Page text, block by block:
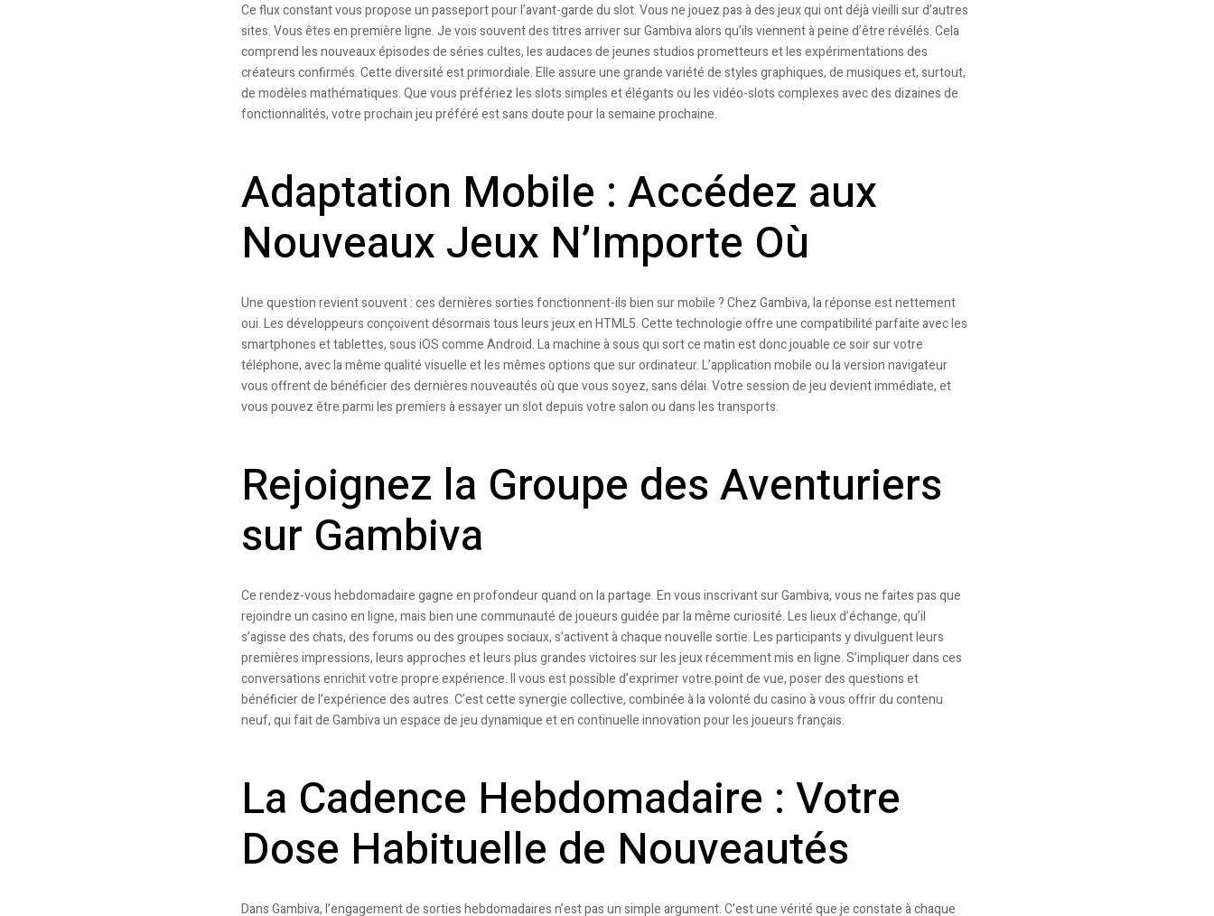
Ce flux constant vous propose un passeport pour l’avant-garde du slot. Vous ne jouez pas à des jeux qui ont déjà vieilli sur d’autres
sites. Vous êtes en première ligne. Je vois souvent des titres arriver sur Gambiva alors qu’ils viennent à peine d’être révélés. Cela
comprend les nouveaux épisodes de séries cultes, les audaces de jeunes studios prometteurs et les expérimentations des
créateurs confirmés. Cette diversité est primordiale. Elle assure une grande variété de styles graphiques, de musiques et, surtout,
de modèles mathématiques. Que vous préfériez les slots simples et élégants ou les vidéo-slots complexes avec des dizaines de
fonctionnalités, votre prochain jeu préféré est sans doute pour la semaine prochaine.
Adaptation Mobile : Accédez aux
Nouveaux Jeux N’Importe Où
Une question revient souvent : ces dernières sorties fonctionnent-ils bien sur mobile ? Chez Gambiva, la réponse est nettement
oui. Les développeurs conçoivent désormais tous leurs jeux en HTML5. Cette technologie offre une compatibilité parfaite avec les
smartphones et tablettes, sous iOS comme Android. La machine à sous qui sort ce matin est donc jouable ce soir sur votre
téléphone, avec la même qualité visuelle et les mêmes options que sur ordinateur. L’application mobile ou la version navigateur
vous offrent de bénéficier des dernières nouveautés où que vous soyez, sans délai. Votre session de jeu devient immédiate, et
vous pouvez être parmi les premiers à essayer un slot depuis votre salon ou dans les transports.
Rejoignez la Groupe des Aventuriers
sur Gambiva
Ce rendez-vous hebdomadaire gagne en profondeur quand on la partage. En vous inscrivant sur Gambiva, vous ne faites pas que
rejoindre un casino en ligne, mais bien une communauté de joueurs guidée par la même curiosité. Les lieux d’échange, qu’il
s’agisse des chats, des forums ou des groupes sociaux, s’activent à chaque nouvelle sortie. Les participants y divulguent leurs
premières impressions, leurs approches et leurs plus grandes victoires sur les jeux récemment mis en ligne. S’impliquer dans ces
conversations enrichit votre propre expérience. Il vous est possible d’exprimer votre point de vue, poser des questions et
bénéficier de l’expérience des autres. C’est cette synergie collective, combinée à la volonté du casino à vous offrir du contenu
neuf, qui fait de Gambiva un espace de jeu dynamique et en continuelle innovation pour les joueurs français.
La Cadence Hebdomadaire : Votre
Dose Habituelle de Nouveautés
Dans Gambiva, l’engagement de sorties hebdomadaires n’est pas un simple argument. C’est une vérité que je constate à chaque